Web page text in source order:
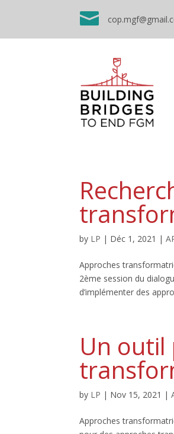

by LP | Déc 1, 2021 |
Approches
2ème session du
d’implémenter des
Un outil
by LP | Nov 15, 2021 |
Approches